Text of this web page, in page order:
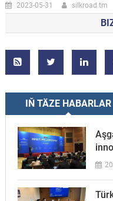
2023-05-31 silkroad.tm
IŇ TÄZE HABARLAR